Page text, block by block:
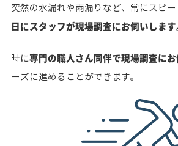
突然の水漏れや雨漏りなど、常にスピ
日にスタッフが現場調査にお伺いします
時に専門の職人さん同伴で現場調査に
ーズに進めることができます。